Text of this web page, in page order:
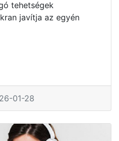
tehetségek
javítja az egyén
01-28